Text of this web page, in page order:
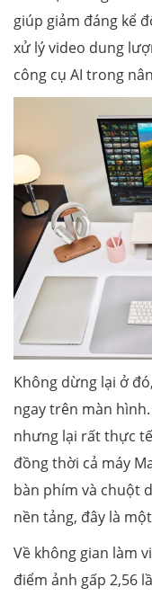
giúp giảm đáng kể
xử lý video dung
công cụ AI trong
Không dừng lại ở
ngay trên màn
nhưng lại rất thực
đồng thời cả máy
bàn phím và chuột
nền tảng, đây là
Về không gian làm
điểm ảnh gấp 2,56